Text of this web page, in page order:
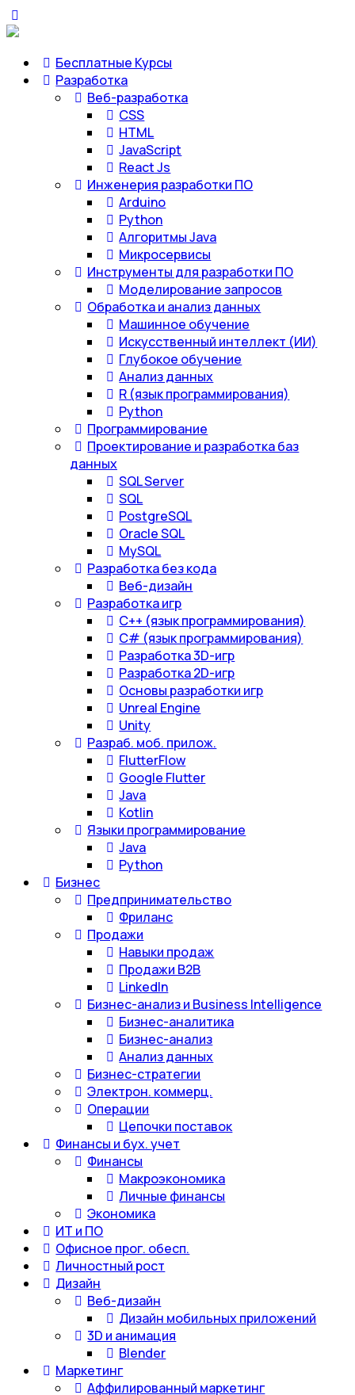
Бесплатные Курсы
Разработка
Веб-разработка
CSS
HTML
JavaScript
React Js
Инженерия разработки ПО
Arduino
Python
Алгоритмы Java
Микросервисы
Инструменты для разработки ПО
Моделирование запросов
Обработка и анализ данных
Машинное обучение
Искусственный интеллект (ИИ)
Глубокое обучение
Анализ данных
R (язык программирования)
Python
Программирование
Проектирование и разработка баз
данных
SQL Server
SQL
PostgreSQL
Oracle SQL
MySQL
Разработка без кода
Веб-дизайн
Разработка игр
С++ (язык программирования)
С# (язык программирования)
Разработка 3D-игр
Разработка 2D-игр
Основы разработки игр
Unreal Engine
Unity
Разраб. моб. прилож.
FlutterFlow
Google Flutter
Java
Kotlin
Языки программирование
Java
Python
Бизнес
Предпринимательство
Фриланс
Продажи
Навыки продаж
Продажи B2B
LinkedIn
Бизнес-анализ и Business Intelligence
Бизнес-аналитика
Бизнес-анализ
Анализ данных
Бизнес-стратегии
Электрон. коммерц.
Операции
Цепочки поставок
Финансы и бух. учет
Финансы
Макроэкономика
Личные финансы
Экономика
ИТ и ПО
Офисное прог. обесп.
Личностный рост
Дизайн
Веб-дизайн
Дизайн мобильных приложений
3D и анимация
Blender
Маркетинг
Аффилированный маркетинг